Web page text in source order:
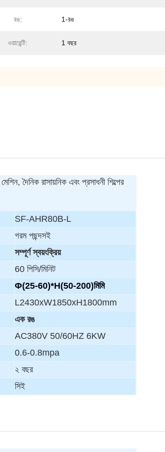
রঙ: 1-রঙ
ওয়ারেন্টি: 1 বছর
দৈনিক রাসায়নিক এবং প্রসাধনী শিল্পের
SF-AHR80B-L
গরম পছন্দসই
সম্পূর্ণ স্বয়ংক্রিয়
60 পিসি/মিনিট
Φ(25-60)*H(50-200)মিমি
L2430xW1850xH1800mm
এক রঙ
AC380V 50/60HZ 6KW
0.6-0.8mpa
২ বছর
সিই